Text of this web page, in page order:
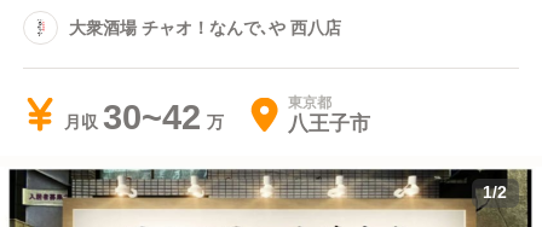
大衆酒場 チャオ！なんで､や 西八店
月収 30~42 東京都
八王子市
1/2